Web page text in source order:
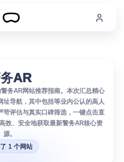
AR
务AR网站推荐指南。本次汇总精心
址导航，其中包括等业内公认的高人
苛评估与真实口碑筛选，一键点击直
效、安全地获取最新警务AR核心资
源。
1 个网站